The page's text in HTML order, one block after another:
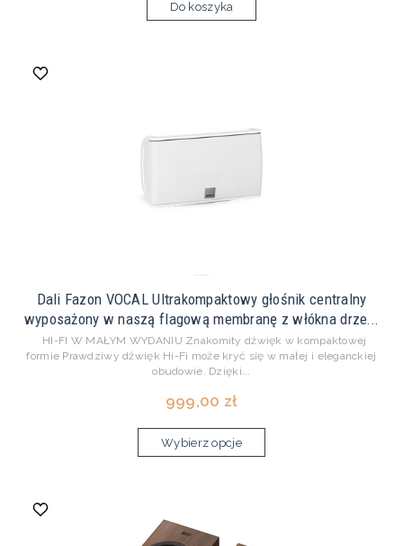
Do koszyka
Dali Fazon VOCAL Ultrakompaktowy głośnik centralny
wyposażony w naszą flagową membranę z włókna drze...
HI-FI W MAŁYM WYDANIU Znakomity dźwięk w kompaktowej
formie Prawdziwy dźwięk Hi-Fi może kryć się w małej i eleganckiej
obudowie. Dzięki...
999,00 zł
Wybierz opcje